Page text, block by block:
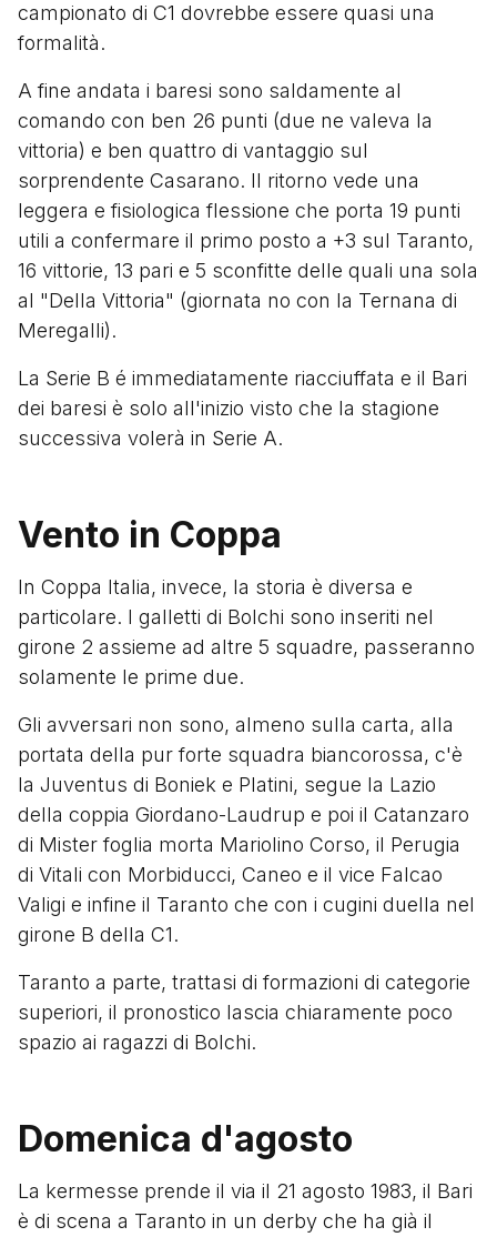
campionato di C1 dovrebbe essere quasi una
formalità.
A fine andata i baresi sono saldamente al
comando con ben 26 punti (due ne valeva la
vittoria) e ben quattro di vantaggio sul
sorprendente Casarano. Il ritorno vede una
leggera e fisiologica flessione che porta 19 punti
utili a confermare il primo posto a +3 sul Taranto,
16 vittorie, 13 pari e 5 sconfitte delle quali una sola
al "Della Vittoria" (giornata no con la Ternana di
Meregalli).
La Serie B é immediatamente riacciuffata e il Bari
dei baresi è solo all'inizio visto che la stagione
successiva volerà in Serie A.
Vento in Coppa
In Coppa Italia, invece, la storia è diversa e
particolare. I galletti di Bolchi sono inseriti nel
girone 2 assieme ad altre 5 squadre, passeranno
solamente le prime due.
Gli avversari non sono, almeno sulla carta, alla
portata della pur forte squadra biancorossa, c'è
la Juventus di Boniek e Platini, segue la Lazio
della coppia Giordano-Laudrup e poi il Catanzaro
di Mister foglia morta Mariolino Corso, il Perugia
di Vitali con Morbiducci, Caneo e il vice Falcao
Valigi e infine il Taranto che con i cugini duella nel
girone B della C1.
Taranto a parte, trattasi di formazioni di categorie
superiori, il pronostico lascia chiaramente poco
spazio ai ragazzi di Bolchi.
Domenica d'agosto
La kermesse prende il via il 21 agosto 1983, il Bari
è di scena a Taranto in un derby che ha già il